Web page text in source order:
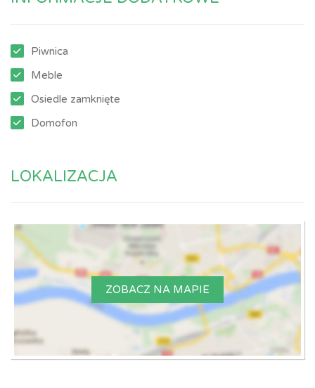
Piwnica
Meble
Osiedle zamknięte
Domofon
LOKALIZACJA
ZOBACZ NA MAPIE